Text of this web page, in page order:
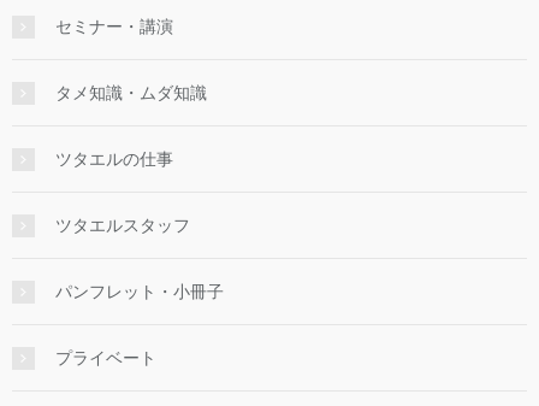
セミナー・講演
タメ知識・ムダ知識
ツタエルの仕事
ツタエルスタッフ
パンフレット・小冊子
プライベート